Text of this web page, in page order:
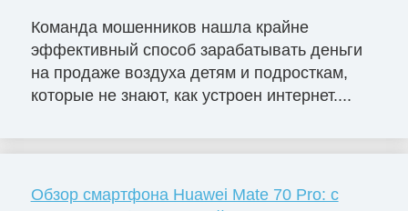
Команда мошенников нашла крайне
эффективный способ зарабатывать деньги
на продаже воздуха детям и подросткам,
которые не знают, как устроен интернет....
Обзор смартфона Huawei Mate 70 Pro: с